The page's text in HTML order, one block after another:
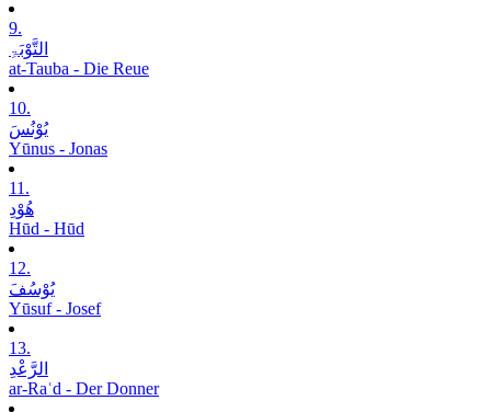
9.
التَّوْبَۃِ
at-Tauba - Die Reue
10.
یُوْنُسَ
Yūnus - Jonas
11.
ھُوْدِ
Hūd - Hūd
12.
یُوْسُفَ
Yūsuf - Josef
13.
الرَّعْدِ
ar-Raʿd - Der Donner